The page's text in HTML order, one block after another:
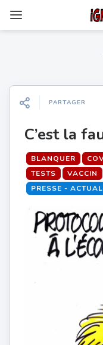
PARTAGER
C’est la
BLANQUER
TESTS
VACCIN
PRESSE -